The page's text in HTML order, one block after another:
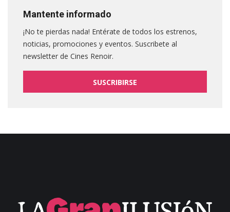
Mantente informado
¡No te pierdas nada! Entérate de todos los estrenos,
noticias, promociones y eventos. Suscribete al
newsletter de Cines Renoir.
SUSCRIBIRSE